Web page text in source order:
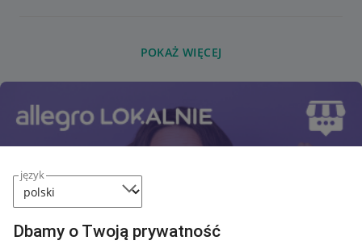
język
Dbamy o Twoją prywatność
POKAŻ WIĘCEJ